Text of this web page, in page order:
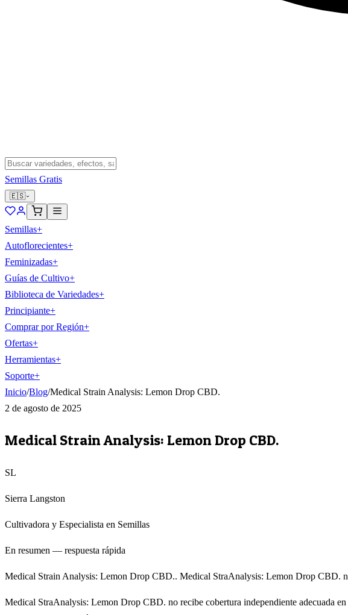
Semillas Gratis
🇪🇸
Semillas+
Autoflorecientes+
Feminizadas+
Guías de Cultivo+
Biblioteca de Variedades+
Principiante+
Comprar por Región+
Ofertas+
Herramientas+
Soporte+
Inicio/Blog/Medical Strain Analysis: Lemon Drop CBD.
2 de agosto de 2025
Medical Strain Analysis: Lemon Drop CBD.
SL
Sierra Langston
Cultivadora y Especialista en Semillas
En resumen — respuesta rápida
Medical Strain Analysis: Lemon Drop CBD.. Medical StraAnalysis: Lemon Drop CBD.
Medical StraAnalysis: Lemon Drop CBD. no recibe cobertura independiente adecuada